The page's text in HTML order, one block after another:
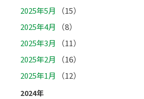
2025年5月
（15）
2025年4月
（8）
2025年3月
（11）
2025年2月
（16）
2025年1月
（12）
2024年